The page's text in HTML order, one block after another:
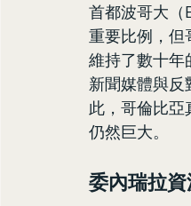
首都波哥大（
重要比例，但
維持了數十年
新聞媒體與反
此，哥倫比亞
仍然巨大。
委內瑞拉